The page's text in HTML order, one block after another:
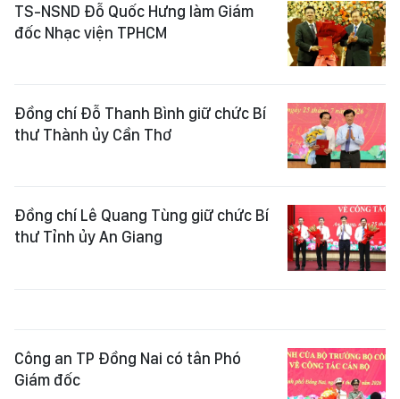
TS-NSND Đỗ Quốc Hưng làm Giám
đốc Nhạc viện TPHCM
Đồng chí Đỗ Thanh Bình giữ chức Bí
thư Thành ủy Cần Thơ
Đồng chí Lê Quang Tùng giữ chức Bí
thư Tỉnh ủy An Giang
Công an TP Đồng Nai có tân Phó
Giám đốc